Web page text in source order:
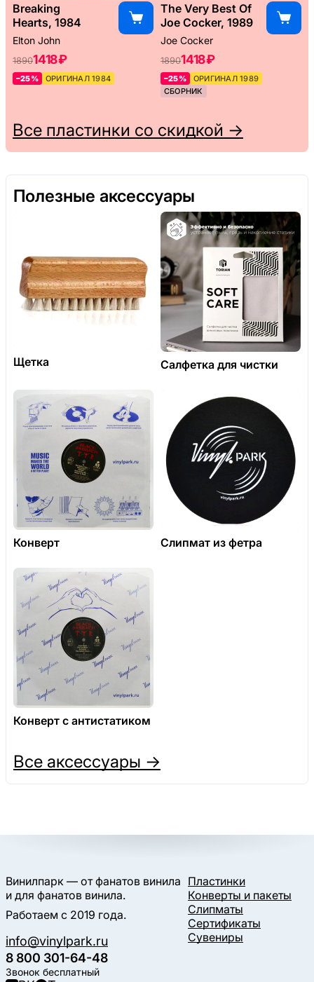
Breaking
Hearts, 1984
Elton John
18901418 ₽
–25% ОРИГИНАЛ 1984
The Very Best Of
Joe Cocker, 1989
Joe Cocker
18901418 ₽
–25%
ОРИГИНАЛ 1989
СБОРНИК
Все пластинки со скидкой →
Полезные аксессуары
Щетка Салфетка для чистки
Конверт Слипмат из фетра
Конверт с антистатиком
Все аксессуары →
Винилпарк — от фанатов винила
и для фанатов винила.
Работаем с 2019 года.
info@vinylpark.ru
8 800 301-64-48
Звонок бесплатный
Пластинки
Конверты и пакеты
Слипматы
Сертификаты
Сувениры